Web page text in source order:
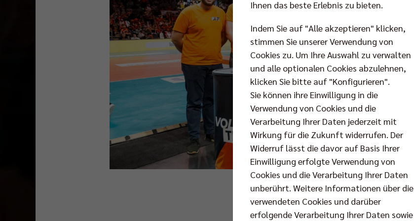
Foto: citypress/Eden
Ihnen das beste Erlebnis zu bieten.
Indem Sie auf "Alle akzeptieren" klicken,
stimmen Sie unserer Verwendung von
Cookies zu. Um Ihre Auswahl zu verwalten
und alle optionalen Cookies abzulehnen,
klicken Sie bitte auf "Konfigurieren".
Sie können ihre Einwilligung in die
Verwendung von Cookies und die
Verarbeitung Ihrer Daten jederzeit mit
Wirkung für die Zukunft widerrufen. Der
Widerruf lässt die davor auf Basis Ihrer
Einwilligung erfolgte Verwendung von
Cookies und die Verarbeitung Ihrer Daten
unberührt. Weitere Informationen über die
verwendeten Cookies und darüber
erfolgende Verarbeitung Ihrer Daten sowie